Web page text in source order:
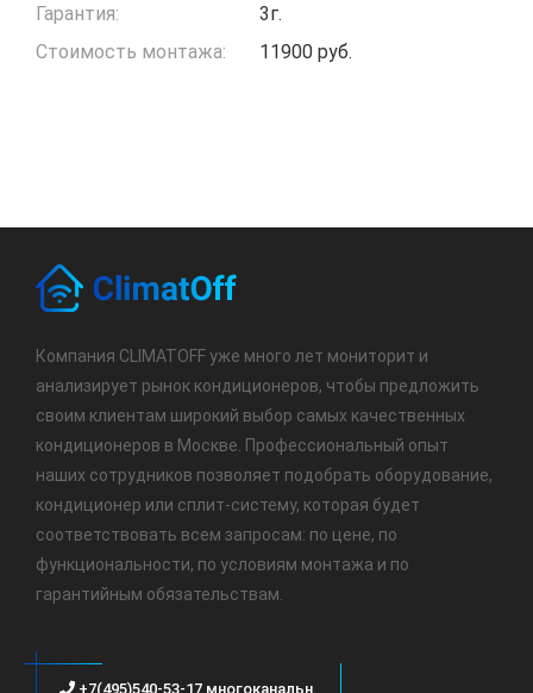
Гарантия:
3г.
Стоимость монтажа:
11900 руб.
Компания CLIMATOFF уже много лет мониторит и
анализирует рынок кондиционеров, чтобы предложить
своим клиентам широкий выбор самых качественных
кондиционеров в Москве. Профессиональный опыт
наших сотрудников позволяет подобрать оборудование,
кондиционер или сплит-систему, которая будет
соответствовать всем запросам: по цене, по
функциональности, по условиям монтажа и по
гарантийным обязательствам.
+7(495)540-53-17 многоканальн.